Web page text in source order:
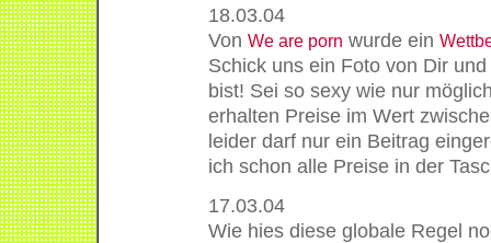
18.03.04
Von We are porn wurde ein
Schick uns ein Foto von Dir
bist! Sei so sexy wie nur
erhalten Preise im Wert
leider darf nur ein Beitrag
ich schon alle Preise in der
17.03.04
Wie hies diese globale Regel